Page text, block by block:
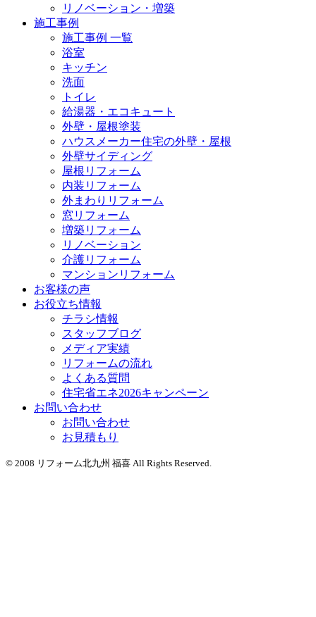
リノベーション・増築
施工事例
施工事例 一覧
浴室
キッチン
洗面
トイレ
給湯器・エコキュート
外壁・屋根塗装
ハウスメーカー住宅の外壁・屋根
外壁サイディング
屋根リフォーム
内装リフォーム
外まわりリフォーム
窓リフォーム
増築リフォーム
リノベーション
介護リフォーム
マンションリフォーム
お客様の声
お役立ち情報
チラシ情報
スタッフブログ
メディア実績
リフォームの流れ
よくある質問
住宅省エネ2026キャンペーン
お問い合わせ
お問い合わせ
お見積もり
© 2008 リフォーム北九州 福喜 All Rights Reserved.